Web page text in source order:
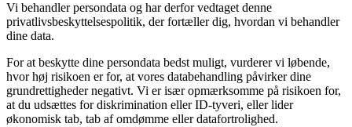
Vi behandler persondata og har derfor vedtaget denne
privatlivsbeskyttelsespolitik, der fortæller dig, hvordan vi behandler
dine data.
For at beskytte dine persondata bedst muligt, vurderer vi løbende,
hvor høj risikoen er for, at vores databehandling påvirker dine
grundrettigheder negativt. Vi er især opmærksomme på risikoen for,
at du udsættes for diskrimination eller ID-tyveri, eller lider
økonomisk tab, tab af omdømme eller datafortrolighed.